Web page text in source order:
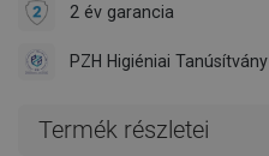
2 év garancia
PZH Higiéniai Tanúsítvány
Termék részletei